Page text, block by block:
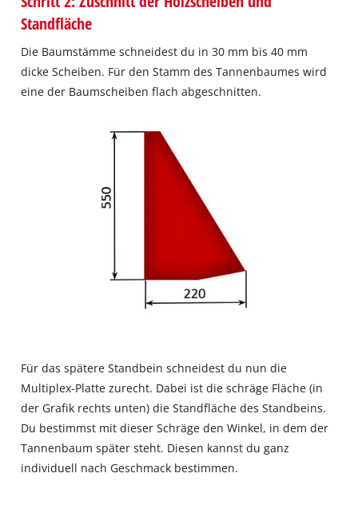
Standfläche
Die Baumstämme schneidest du in 30 mm bis 40 mm
dicke Scheiben. Für den Stamm des Tannenbaumes wird
eine der Baumscheiben flach abgeschnitten.
Für das spätere Standbein schneidest du nun die
Multiplex-Platte zurecht. Dabei ist die schräge Fläche (in
der Grafik rechts unten) die Standfläche des Standbeins.
Du bestimmst mit dieser Schräge den Winkel, in dem der
Tannenbaum später steht. Diesen kannst du ganz
individuell nach Geschmack bestimmen.